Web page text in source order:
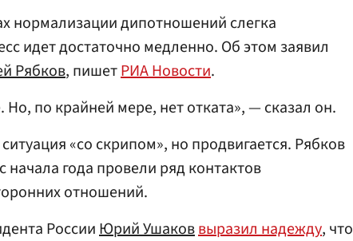
нормализации дипотношений слегка
идет достаточно медленно. Об этом заявил
Рябков, пишетРИА Новости.
по крайней мере, нет отката», — сказал он.
«со скрипом», но продвигается. Рябков
года провели ряд контактов
отношений.
РоссииЮрий Ушаковвыразил надежду, что